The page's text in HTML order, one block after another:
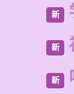
新
新
新